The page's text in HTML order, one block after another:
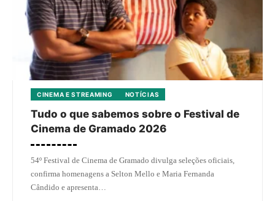
CINEMA E STREAMING NOTÍCIAS
Tudo o que sabemos sobre o Festival de
Cinema de Gramado 2026
54º Festival de Cinema de Gramado divulga seleções oficiais,
confirma homenagens a Selton Mello e Maria Fernanda
Cândido e apresenta…